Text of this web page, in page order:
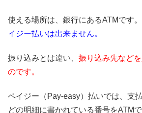
使える場所は、銀行にあるATMです。
イジー払いは出来ません。
振り込みとは違い、 振り込み先など
のです。
ペイジー（Pay-easy）払いでは、支
どの明細に書かれている番号をATM